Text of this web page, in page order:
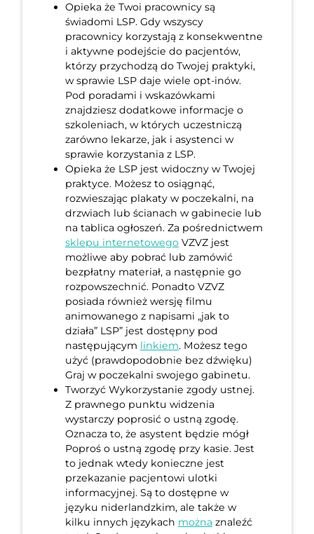
Opieka że Twoi pracownicy są
świadomi LSP. Gdy wszyscy
pracownicy korzystają z konsekwentne
i aktywne podejście do pacjentów,
którzy przychodzą do Twojej praktyki,
w sprawie LSP daje wiele opt-inów.
Pod poradami i wskazówkami
znajdziesz dodatkowe informacje o
szkoleniach, w których uczestniczą
zarówno lekarze, jak i asystenci w
sprawie korzystania z LSP.
Opieka że LSP jest widoczny w Twojej
praktyce. Możesz to osiągnąć,
rozwieszając plakaty w poczekalni, na
drzwiach lub ścianach w gabinecie lub
na tablica ogłoszeń. Za pośrednictwem
sklepu internetowego VZVZ jest
możliwe aby pobrać lub zamówić
bezpłatny materiał, a następnie go
rozpowszechnić. Ponadto VZVZ
posiada również wersję filmu
animowanego z napisami „jak to
działa” LSP” jest dostępny pod
następującym linkiem. Możesz tego
użyć (prawdopodobnie bez dźwięku)
Graj w poczekalni swojego gabinetu.
Tworzyć Wykorzystanie zgody ustnej.
Z prawnego punktu widzenia
wystarczy poprosić o ustną zgodę.
Oznacza to, że asystent będzie mógł
Poproś o ustną zgodę przy kasie. Jest
to jednak wtedy konieczne jest
przekazanie pacjentowi ulotki
informacyjnej. Są to dostępne w
języku niderlandzkim, ale także w
kilku innych językach można znaleźć